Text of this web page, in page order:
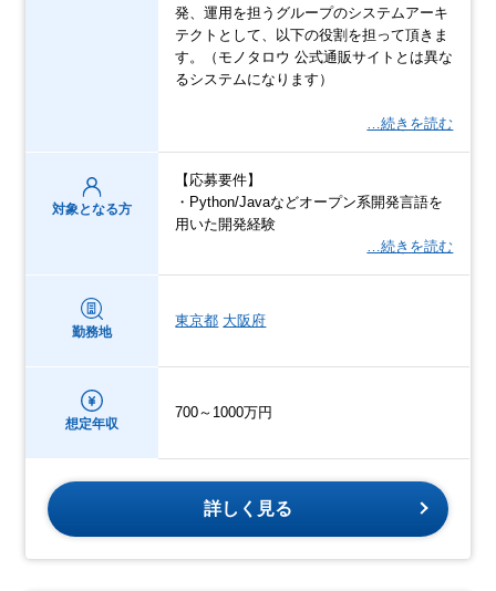
発、運用を担うグループのシステムアーキ
テクトとして、以下の役割を担って頂きま
す。（モノタロウ 公式通販サイトとは異な
るシステムになります）
…続きを読む
対象となる方
【応募要件】
・Python/Javaなどオープン系開発言語を
用いた開発経験
…続きを読む
勤務地
東京都 大阪府
想定年収
700～1000万円
詳しく見る